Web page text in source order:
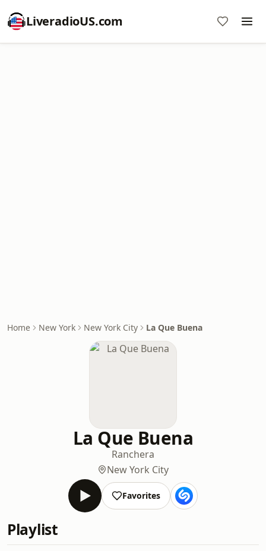
LiveradioUS.com
Home New York New York City La Que Buena
La Que Buena
Ranchera
New York City
Favorites
Playlist